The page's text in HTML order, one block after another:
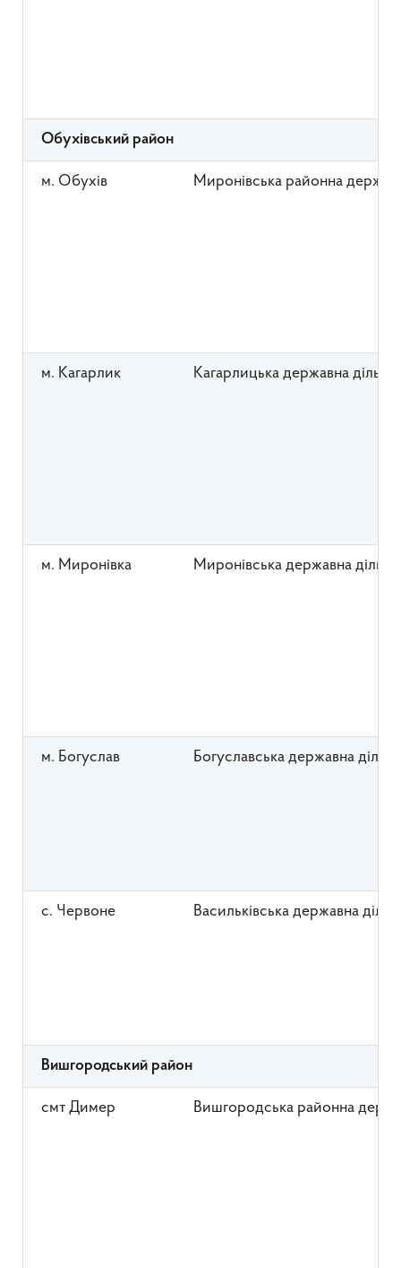
Обухівський район
м. Обухів Миронівська районна
м. Кагарлик Кагарлицька державна
м. Миронівка Миронівська державна
м. Богуслав Богуславська державна
с. Червоне Васильківська державна
Вишгородський район
смт Димер Вишгородська районна